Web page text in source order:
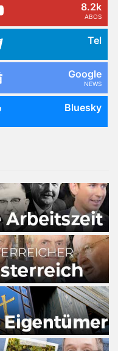
8.2k
ABOS
Tel
Google
NEWS
Bluesky